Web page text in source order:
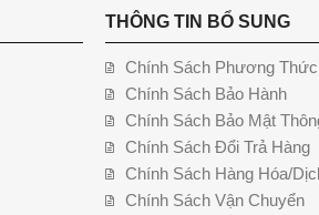
THÔNG TIN BỔ SUNG
Chính Sách Phương Thức
Chính Sách Bảo Hành
Chính Sách Bảo Mật
Chính Sách Đổi Trả Hàng
Chính Sách Hàng Hóa/
Chính Sách Vận Chuyển